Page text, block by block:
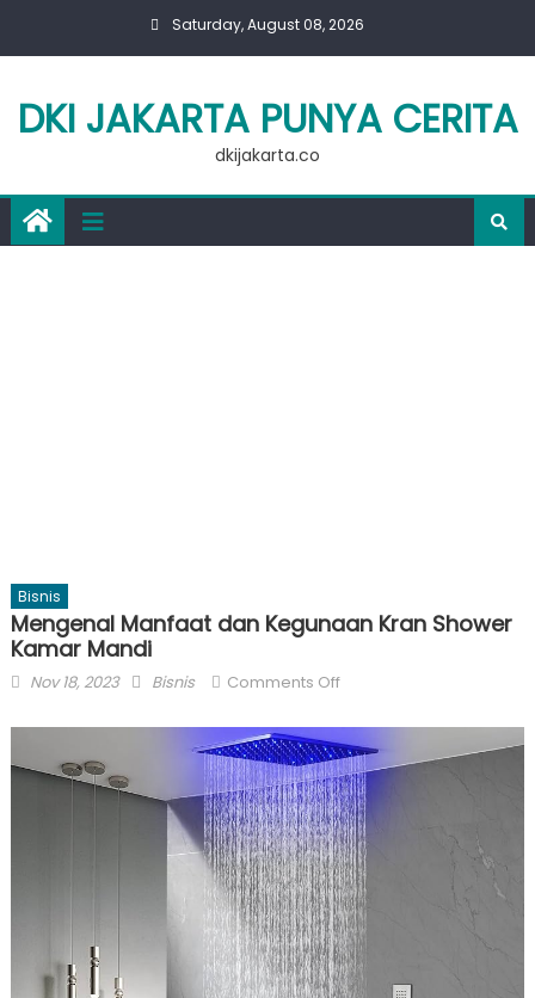
Saturday, August 08, 2026
DKI JAKARTA PUNYA CERITA
dkijakarta.co
Bisnis
Mengenal Manfaat dan Kegunaan Kran Shower
Kamar Mandi
Posted
Nov 18, 2023 Author
Bisnis Comments Offon
Manfaat
dan
Kegunaan
Kran
Shower
Kamar
Mandi